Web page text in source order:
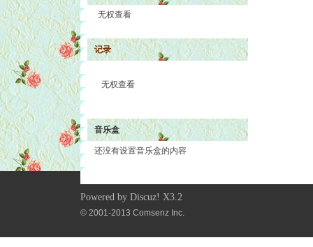
无权查看
记录
无权查看
音乐盒
还没有设置音乐盒的内容
Powered by Discuz! X3.2
© 2001-2013 Comsenz Inc.